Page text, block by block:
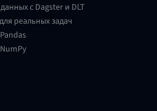
с Dagster и DLT
реальных задач